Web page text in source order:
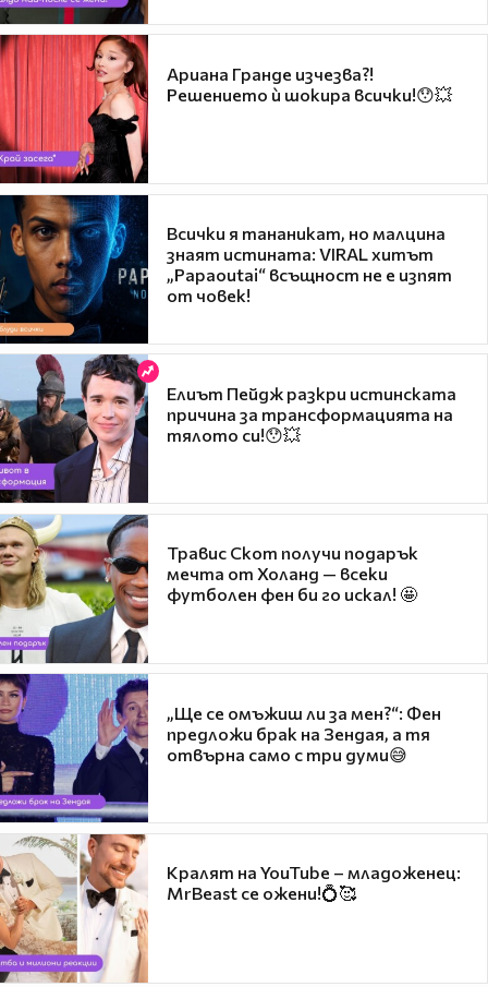
Ариана Гранде изчезва?!
Решението ѝ шокира всички!😯💥
Всички я тананикат, но малцина
знаят истината: VIRAL хитът
„Papaoutai“ всъщност не е изпят
от човек!
Елиът Пейдж разкри истинската
причина за трансформацията на
тялото си!😯💥
Травис Скот получи подарък
мечта от Холанд — всеки
футболен фен би го искал! 🤩
„Ще се омъжиш ли за мен?“: Фен
предложи брак на Зендая, а тя
отвърна само с три думи😅
Кралят на YouTube – младоженец:
MrBeast се ожени!💍🥰